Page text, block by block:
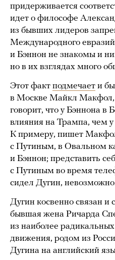
придерживается
идет о философе
из бывших лидеров
Международного
и Бэннон не знакомы и
но в их взглядах много
Этот факт подмечает и
в Москве Майкл Макфол,
говорит, что у Бэннона в
влияния на Трампа, чем
К примеру, пишет
с Путиным, в Овальном
и Бэннон; представить
с Путиным во время
сидел Дугин,
Дугин косвенно связан и
бывшая жена Ричарда
из наиболее
движения, родом из
Дугина на английский